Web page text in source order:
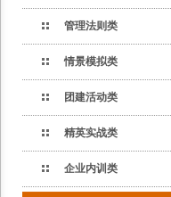
管理法则类
情景模拟类
团建活动类
精英实战类
企业内训类